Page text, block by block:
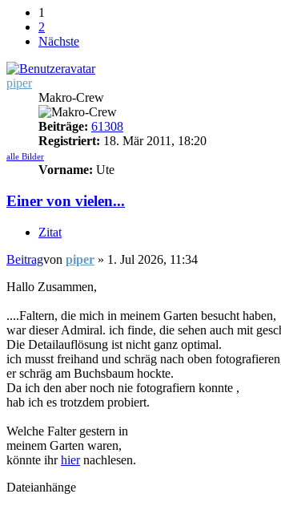
1
2
Nächste
piper
Makro-Crew
Beiträge: 61308
Registriert: 18. Mär 2011, 18:20
alle Bilder
Vorname: Ute
Einer von vielen...
Zitat
Beitragvon piper » 1. Jul 2026, 11:34
Hallo Zusammen,
....Faltern, die mich in meinem Garten besucht haben,
war dieser Admiral. ich finde, die sehen auch mit
Die Detailauflösung ist nicht ganz optimal.
ich musst freihand und schräg nach oben
er schräg am Buchsbaum hockte.
Da ich den aber noch nie fotografiern konnte ,
hab ich es trotzdem probiert.
Welche Falter gestern in
meinem Garten waren,
könnte ihrhiernachlesen.
Dateianhänge